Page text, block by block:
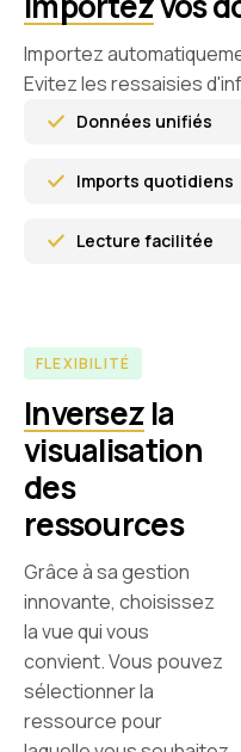
Importez
Evitez les ressaisies
Données unifiés
Imports quotidiens
Lecture facilitée
FLEXIBILITÉ
Inversezla
visualisation
des
ressources
Grâce à sa gestion
innovante, choisissez
la vue qui vous
convient. Vous pouvez
sélectionner la
ressource pour